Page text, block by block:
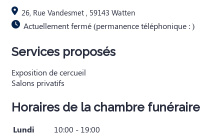
26, Rue Vandesmet , 59143 Watten
Actuellement fermé (permanence téléphonique : )
Services proposés
Exposition de cercueil
Salons privatifs
Horaires de la chambre funéraire
Lundi
10:00 - 19:00